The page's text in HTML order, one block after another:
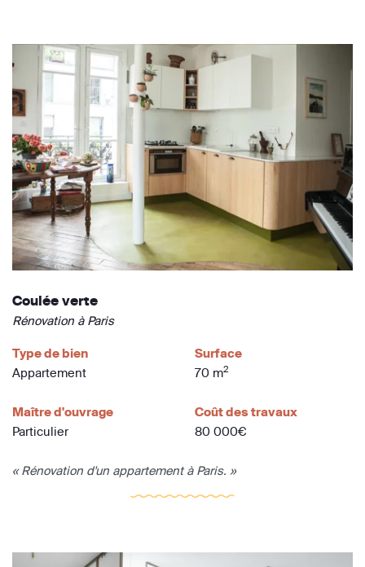
Coulée verte
Rénovation à Paris
Type de bien
Appartement
Surface
70 m2
Maître d'ouvrage
Particulier
Coût des travaux
80 000€
« Rénovation d'un appartement à Paris. »